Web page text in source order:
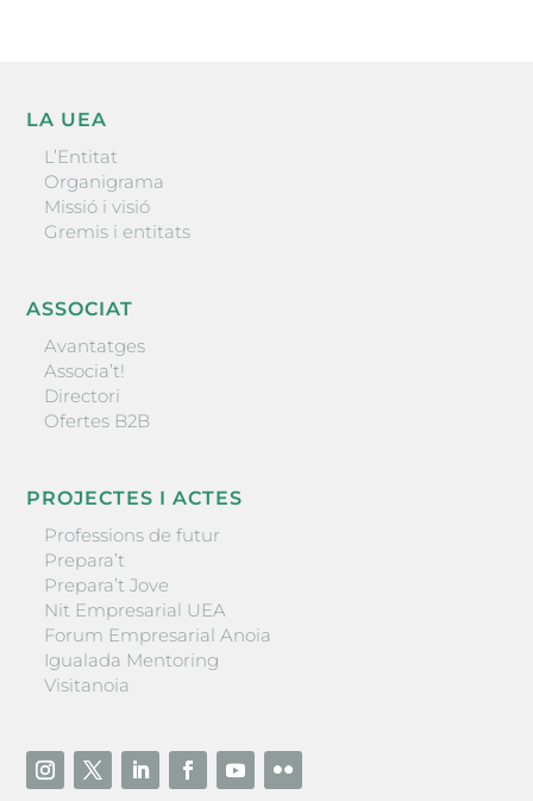
LA UEA
L’Entitat
Organigrama
Missió i visió
Gremis i entitats
ASSOCIAT
Avantatges
Associa’t!
Directori
Ofertes B2B
PROJECTES I ACTES
Professions de futur
Prepara’t
Prepara’t Jove
Nit Empresarial UEA
Forum Empresarial Anoia
Igualada Mentoring
Visitanoia